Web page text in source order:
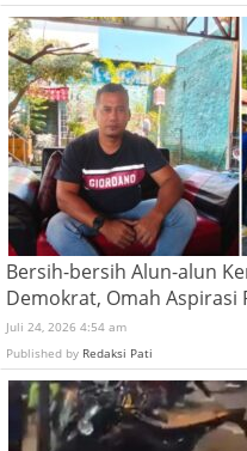
Bersih-bersih Alun-alun
Demokrat, Omah Aspirasi
Juli 24, 2026 4:54 am
Published by Redaksi Pati